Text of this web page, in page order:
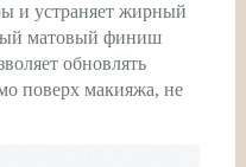
и устраняет жирный
матовый финиш
обновлять
поверх макияжа, не